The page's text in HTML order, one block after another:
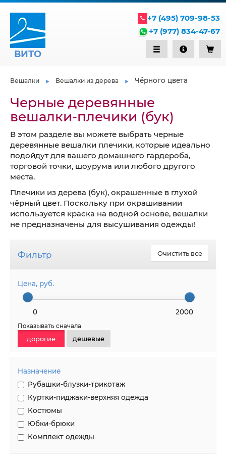
ВИТО
+7 (495) 709-98-53
+7 (977) 834-47-67
Вешалки Вешалки из дерева Чёрного цвета
Черные деревянные
вешалки-плечики (бук)
В этом разделе вы можете выбрать черные
деревянные вешалки плечики, которые идеально
подойдут для вашего домашнего гардероба,
торговой точки, шоурума или любого другого
места.
Плечики из дерева (бук), окрашенные в глухой
чёрный цвет. Поскольку при окрашивании
используется краска на водной основе, вешалки
не предназначены для высушивания одежды!
Очистить все
Фильтр
Цена, руб.
2000
0
Показывать сначала
дорогие дешевые
Назначение
Рубашки-блузки-трикотаж
Куртки-пиджаки-верхняя одежда
Костюмы
Юбки-брюки
Комплект одежды